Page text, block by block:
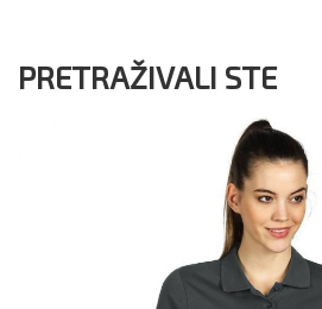
PRETRAŽIVALI STE